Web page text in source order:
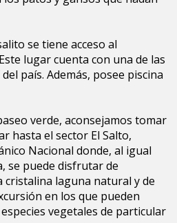
se tiene acceso al
lugar cuenta con una de las
país. Además, posee piscina
verde, aconsejamos tomar
hasta el sector El Salto,
Nacional donde, al igual
se puede disfrutar de
cristalina laguna natural y de
en los que pueden
vegetales de particular